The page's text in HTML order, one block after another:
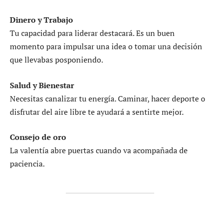
Dinero y Trabajo
Tu capacidad para liderar destacará. Es un buen
momento para impulsar una idea o tomar una decisión
que llevabas posponiendo.
Salud y Bienestar
Necesitas canalizar tu energía. Caminar, hacer deporte o
disfrutar del aire libre te ayudará a sentirte mejor.
Consejo de oro
La valentía abre puertas cuando va acompañada de
paciencia.